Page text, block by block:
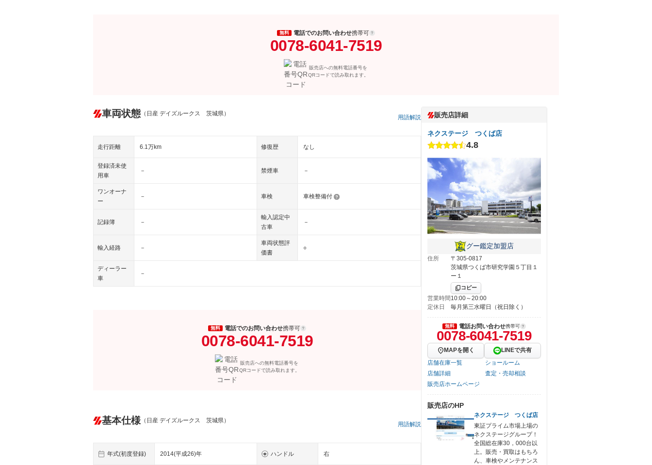
無料 電話でのお問い合わせ携帯可
0078-6041-7519
販売店への無料電話番号を
QRコードで読み取れます。
車両状態 （日産 デイズルークス 茨城県）
用語解説
走行距離 6.1万km 修復歴 なし
登録済未使
用車
－ 禁煙車 －
ワンオーナ
ー
－ 車検 車検整備付
記録簿 －
輸入認定中
古車
－
輸入経路 －
車両状態評
価書
○
ディーラー
車
－
無料 電話でのお問い合わせ携帯可
0078-6041-7519
販売店への無料電話番号を
QRコードで読み取れます。
基本仕様 （日産 デイズルークス 茨城県）
用語解説
年式(初度登録) 2014(平成26)年 ハンドル 右
販売店詳細
ネクステージ つくば店
4.8
グー鑑定加盟店
住所
〒305-0817
茨城県つくば市研究学園５丁目１
ー１
コピー
営業時間10:00～20:00
定休日
毎月第三水曜日（祝日除く）
無料 電話お問い合わせ携帯可
0078-6041-7519
MAPを開く
LINEで共有
店舗在庫一覧
ショールーム
店舗詳細
査定・売却相談
販売店ホームページ
販売店のHP
ネクステージ つくば店
東証プライム市場上場の
ネクステージグループ！
全国総在庫30，000台以
上。販売・買取はもちろ
ん、車検やメンテナンス